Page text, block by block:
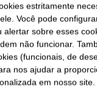
estritamente
Você pode
alertar sobre esses
não funcionar.
(funcionais, de
nos ajudar a
em nosso